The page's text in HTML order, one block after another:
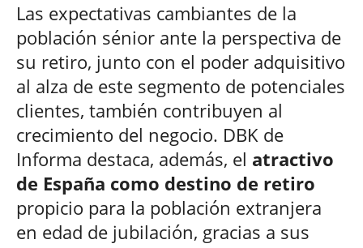
Las expectativas cambiantes de la
población sénior ante la perspectiva de
su retiro, junto con el poder adquisitivo
al alza de este segmento de potenciales
clientes, también contribuyen al
crecimiento del negocio. DBK de
Informa destaca, además, el atractivo
de España como destino de retiro
propicio para la población extranjera
en edad de jubilación, gracias a sus